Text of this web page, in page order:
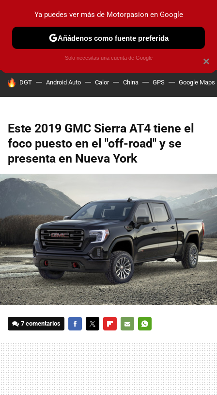
PRUEBAS COCHES ELÉCTRICOS OBSERVATORIO
HOY SE HABLA DE
DGT Android Auto Calor China GPS Google Maps
Este 2019 GMC Sierra AT4 tiene el
foco puesto en el "off-road" y se
presenta en Nueva York
7 comentarios
MAIL
×
Ya puedes ver más de Motorpasion en Google
Añádenos como fuente preferida
Solo necesitas una cuenta de Google